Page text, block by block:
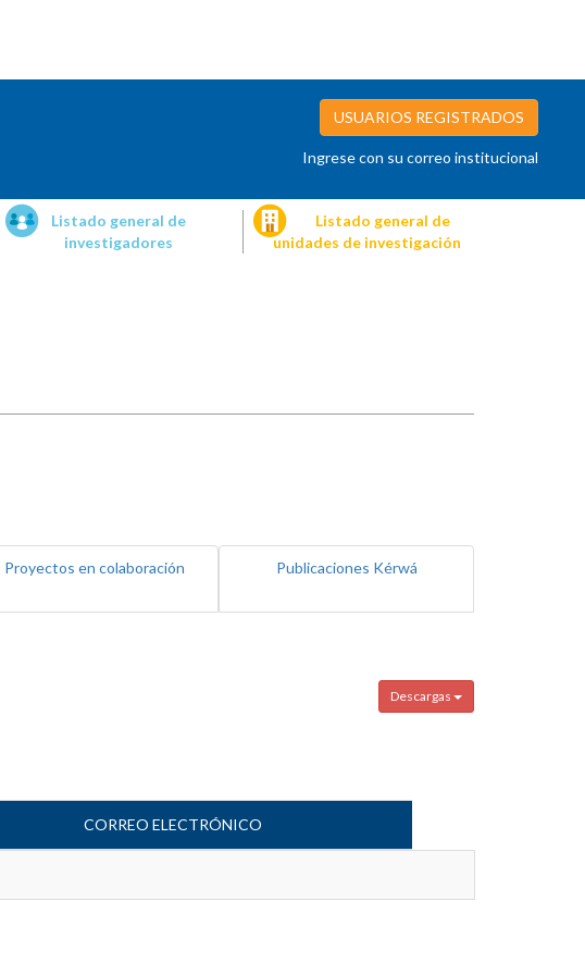
USUARIOS REGISTRADOS
Ingrese con su correo institucional
Listado general de
investigadores
Listado general de
unidades de investigación
Proyectos en colaboración Publicaciones Kérwá
Descargas
CORREO ELECTRÓNICO